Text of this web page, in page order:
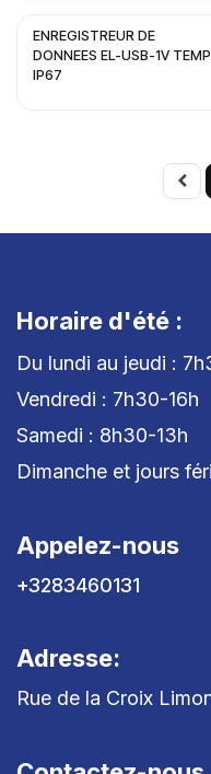
ENREGISTREUR DE
DONNEES EL-USB-1V TEMP
IP67
Horaire d'été :
Du lundi au jeudi :
Vendredi :
Samedi : 8h30-13h
Dimanche et jours
Appelez-nous
+3283460131
Adresse:
Rue de la Croix